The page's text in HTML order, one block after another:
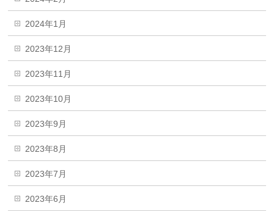
2024年1月
2023年12月
2023年11月
2023年10月
2023年9月
2023年8月
2023年7月
2023年6月